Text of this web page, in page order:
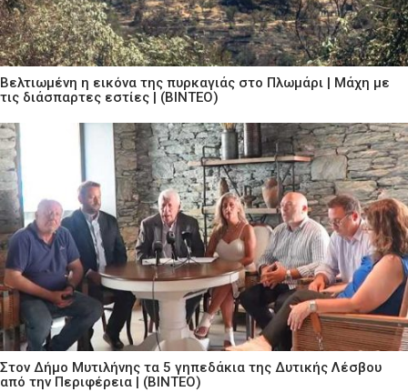
Βελτιωμένη η εικόνα της πυρκαγιάς στο Πλωμάρι | Μάχη με
τις διάσπαρτες εστίες | (ΒΙΝΤΕΟ)
Στον Δήμο Μυτιλήνης τα 5 γηπεδάκια της Δυτικής Λέσβου
από την Περιφέρεια | (ΒΙΝΤΕΟ)